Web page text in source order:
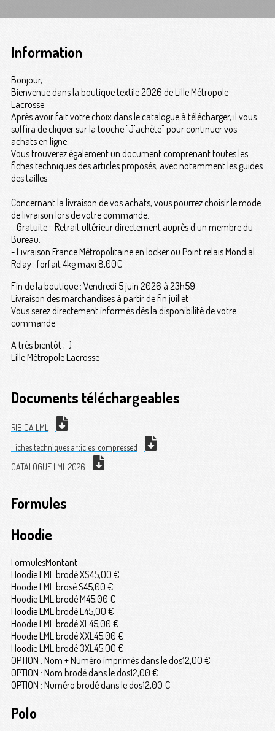
Information
Bonjour,
Bienvenue dans la boutique textile 2026 de Lille Métropole
Lacrosse.
Après avoir fait votre choix dans le catalogue à télécharger, il vous
suffira de cliquer sur la touche "J'achète" pour continuer vos
achats en ligne.
Vous trouverez également un document comprenant toutes les
fiches techniques des articles proposés, avec notamment les guides
des tailles.
Concernant la livraison de vos achats, vous pourrez choisir le mode
de livraison lors de votre commande.
- Gratuite : Retrait ultérieur directement auprès d'un membre du
Bureau.
- Livraison France Métropolitaine en locker ou Point relais Mondial
Relay : forfait 4kg maxi 8,00€
Fin de la boutique : Vendredi 5 juin 2026 à 23h59
Livraison des marchandises à partir de fin juillet
Vous serez directement informés dès la disponibilité de votre
commande.
A très bientôt ;-)
Lille Métropole Lacrosse
Documents téléchargeables
RIB CA LML
Fiches techniques articles_compressed
CATALOGUE LML 2026
Formules
Hoodie
FormulesMontant
Hoodie LML brodé XS45,00 €
Hoodie LML brosé S45,00 €
Hoodie LML brodé M45,00 €
Hoodie LML brodé L 45,00 €
Hoodie LML brodé XL 45,00 €
Hoodie LML brodé XXL 45,00 €
Hoodie LML brodé 3XL 45,00 €
OPTION : Nom + Numéro imprimés dans le dos12,00 €
OPTION : Nom brodé dans le dos12,00 €
OPTION : Numéro brodé dans le dos12,00 €
Polo